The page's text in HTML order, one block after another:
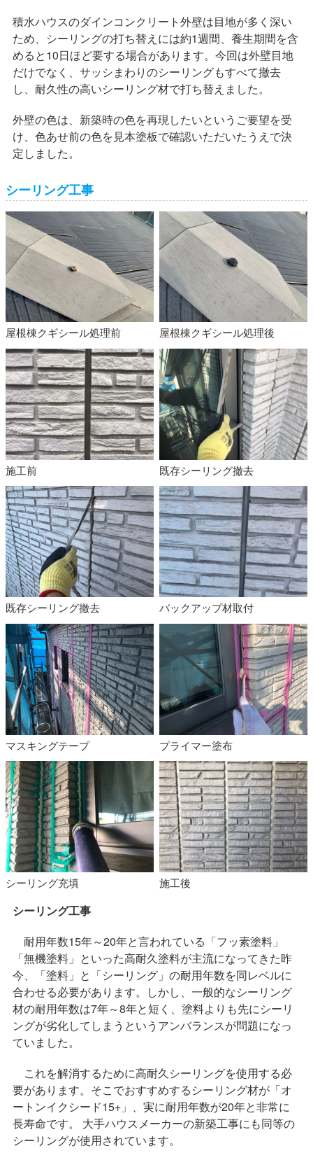
積水ハウスのダインコンクリート外壁は目地が多く深い
ため、シーリングの打ち替えには約1週間、養生期間を含
めると10日ほど要する場合があります。今回は外壁目地
だけでなく、サッシまわりのシーリングもすべて撤去
し、耐久性の高いシーリング材で打ち替えました。
外壁の色は、新築時の色を再現したいというご要望を受
け、色あせ前の色を見本塗板で確認いただいたうえで決
定しました。
シーリング工事
屋根棟クギシール処理前 屋根棟クギシール処理後
施工前 既存シーリング撤去
既存シーリング撤去 バックアップ材取付
マスキングテープ プライマー塗布
シーリング充填 施工後
シーリング工事
耐用年数15年～20年と言われている「フッ素塗料」
「無機塗料」といった高耐久塗料が主流になってきた昨
今、「塗料」と「シーリング」の耐用年数を同レベルに
合わせる必要があります。しかし、一般的なシーリング
材の耐用年数は7年～8年と短く、塗料よりも先にシーリ
ングが劣化してしまうというアンバランスが問題になっ
ていました。
これを解消するために高耐久シーリングを使用する必
要があります。そこでおすすめするシーリング材が「オ
ートンイクシード15+」、実に耐用年数が20年と非常に
長寿命です。 大手ハウスメーカーの新築工事にも同等の
シーリングが使用されています。